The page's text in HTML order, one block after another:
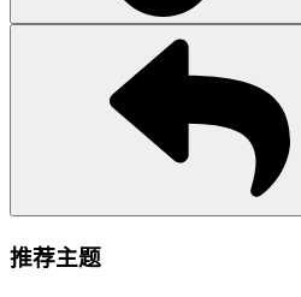
推荐主题